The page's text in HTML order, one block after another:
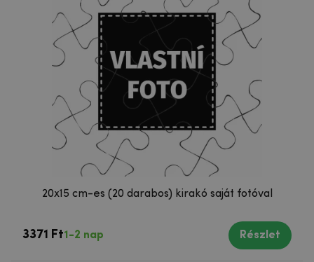
20x15 cm-es (20 darabos) kirakó saját fotóval
3371 Ft1-2 nap Részlet